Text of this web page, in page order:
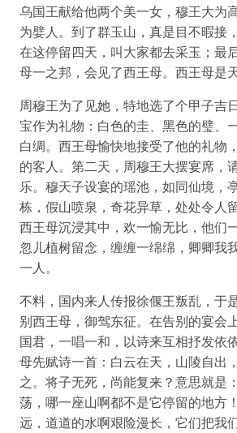
乌国王献给他两个美一女，穆王大为
为嬖人。到了群玉山，真是目不暇接
在这停留四天，叫大家都去采玉；最
母一之邦，会见了西王母。西王母是
周穆王为了见她，特地选了个甲子吉
宝作为礼物：白色的圭、黑色的璧、
白绸。西王母愉快地接受了他的礼物
的客人。第二天，周穆王大摆宴席，
乐。穆天子设宴的瑶池，如同仙境，
栋，假山喷泉，奇花异草，处处令人
西王母沉浸其中，欢一愉无比，他们
忽儿植树留念，缠缠一绵绵，卿卿我
一人。
不料，国内来人传报徐偃王叛乱，于
别西王母，御驾东征。在告别的宴会
国君，一唱一和，以诗来互相抒发依
母先赋诗一首：白云在天，山陵自出
之。将子无死，尚能复来？意思就是
荡，哪一座山啊都不是它停留的地方
远，道道的水啊艰险漫长，它们把我